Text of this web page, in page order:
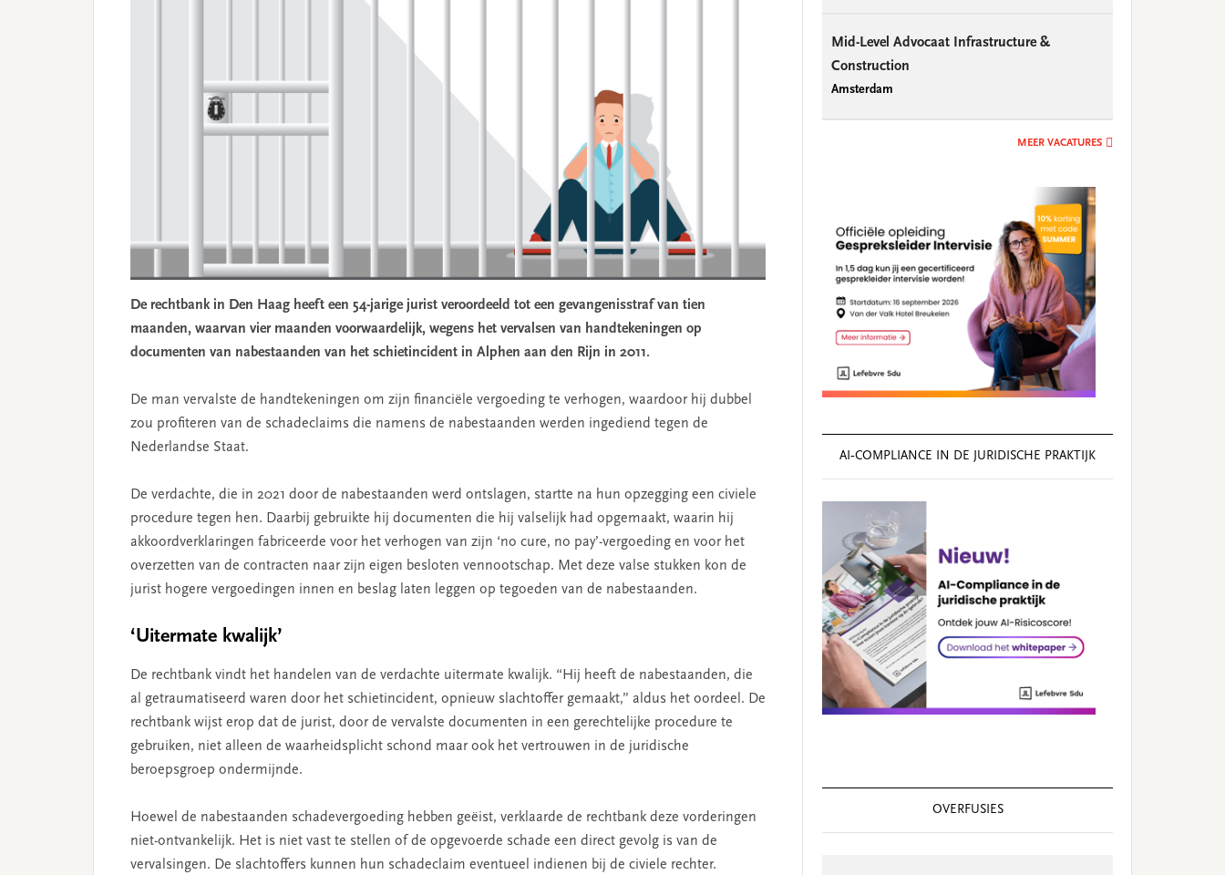
De rechtbank in Den Haag heeft een 54-jarige jurist veroordeeld tot een gevangenisstraf van tien
maanden, waarvan vier maanden voorwaardelijk, wegens het vervalsen van handtekeningen op
documenten van nabestaanden van het schietincident in Alphen aan den Rijn in 2011.
De man vervalste de handtekeningen om zijn financiële vergoeding te verhogen, waardoor hij dubbel
zou profiteren van de schadeclaims die namens de nabestaanden werden ingediend tegen de
Nederlandse Staat.
De verdachte, die in 2021 door de nabestaanden werd ontslagen, startte na hun opzegging een civiele
procedure tegen hen. Daarbij gebruikte hij documenten die hij valselijk had opgemaakt, waarin hij
akkoordverklaringen fabriceerde voor het verhogen van zijn ‘no cure, no pay’-vergoeding en voor het
overzetten van de contracten naar zijn eigen besloten vennootschap. Met deze valse stukken kon de
jurist hogere vergoedingen innen en beslag laten leggen op tegoeden van de nabestaanden.
‘Uitermate kwalijk’
De rechtbank vindt het handelen van de verdachte uitermate kwalijk. “Hij heeft de nabestaanden, die
al getraumatiseerd waren door het schietincident, opnieuw slachtoffer gemaakt,” aldus het oordeel. De
rechtbank wijst erop dat de jurist, door de vervalste documenten in een gerechtelijke procedure te
gebruiken, niet alleen de waarheidsplicht schond maar ook het vertrouwen in de juridische
beroepsgroep ondermijnde.
Hoewel de nabestaanden schadevergoeding hebben geëist, verklaarde de rechtbank deze vorderingen
niet-ontvankelijk. Het is niet vast te stellen of de opgevoerde schade een direct gevolg is van de
vervalsingen. De slachtoffers kunnen hun schadeclaim eventueel indienen bij de civiele rechter.
Mid-Level Advocaat Infrastructure &
Construction
Amsterdam
MEER VACATURES
AI‑COMPLIANCE IN DE JURIDISCHE PRAKTIJK
OVERFUSIES